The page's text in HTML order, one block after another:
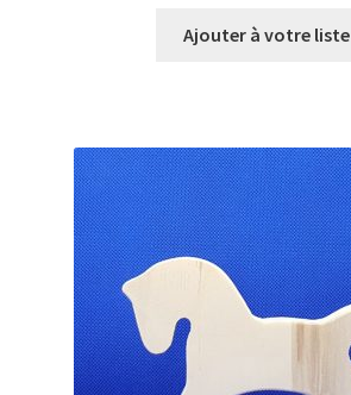
Ajouter à votre liste